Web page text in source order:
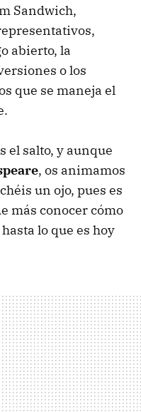
Sandwich,
abierto, la
o los
que se maneja el
el salto, y aunque
, os animamos
un ojo, pues es
más conocer cómo
lo que es hoy